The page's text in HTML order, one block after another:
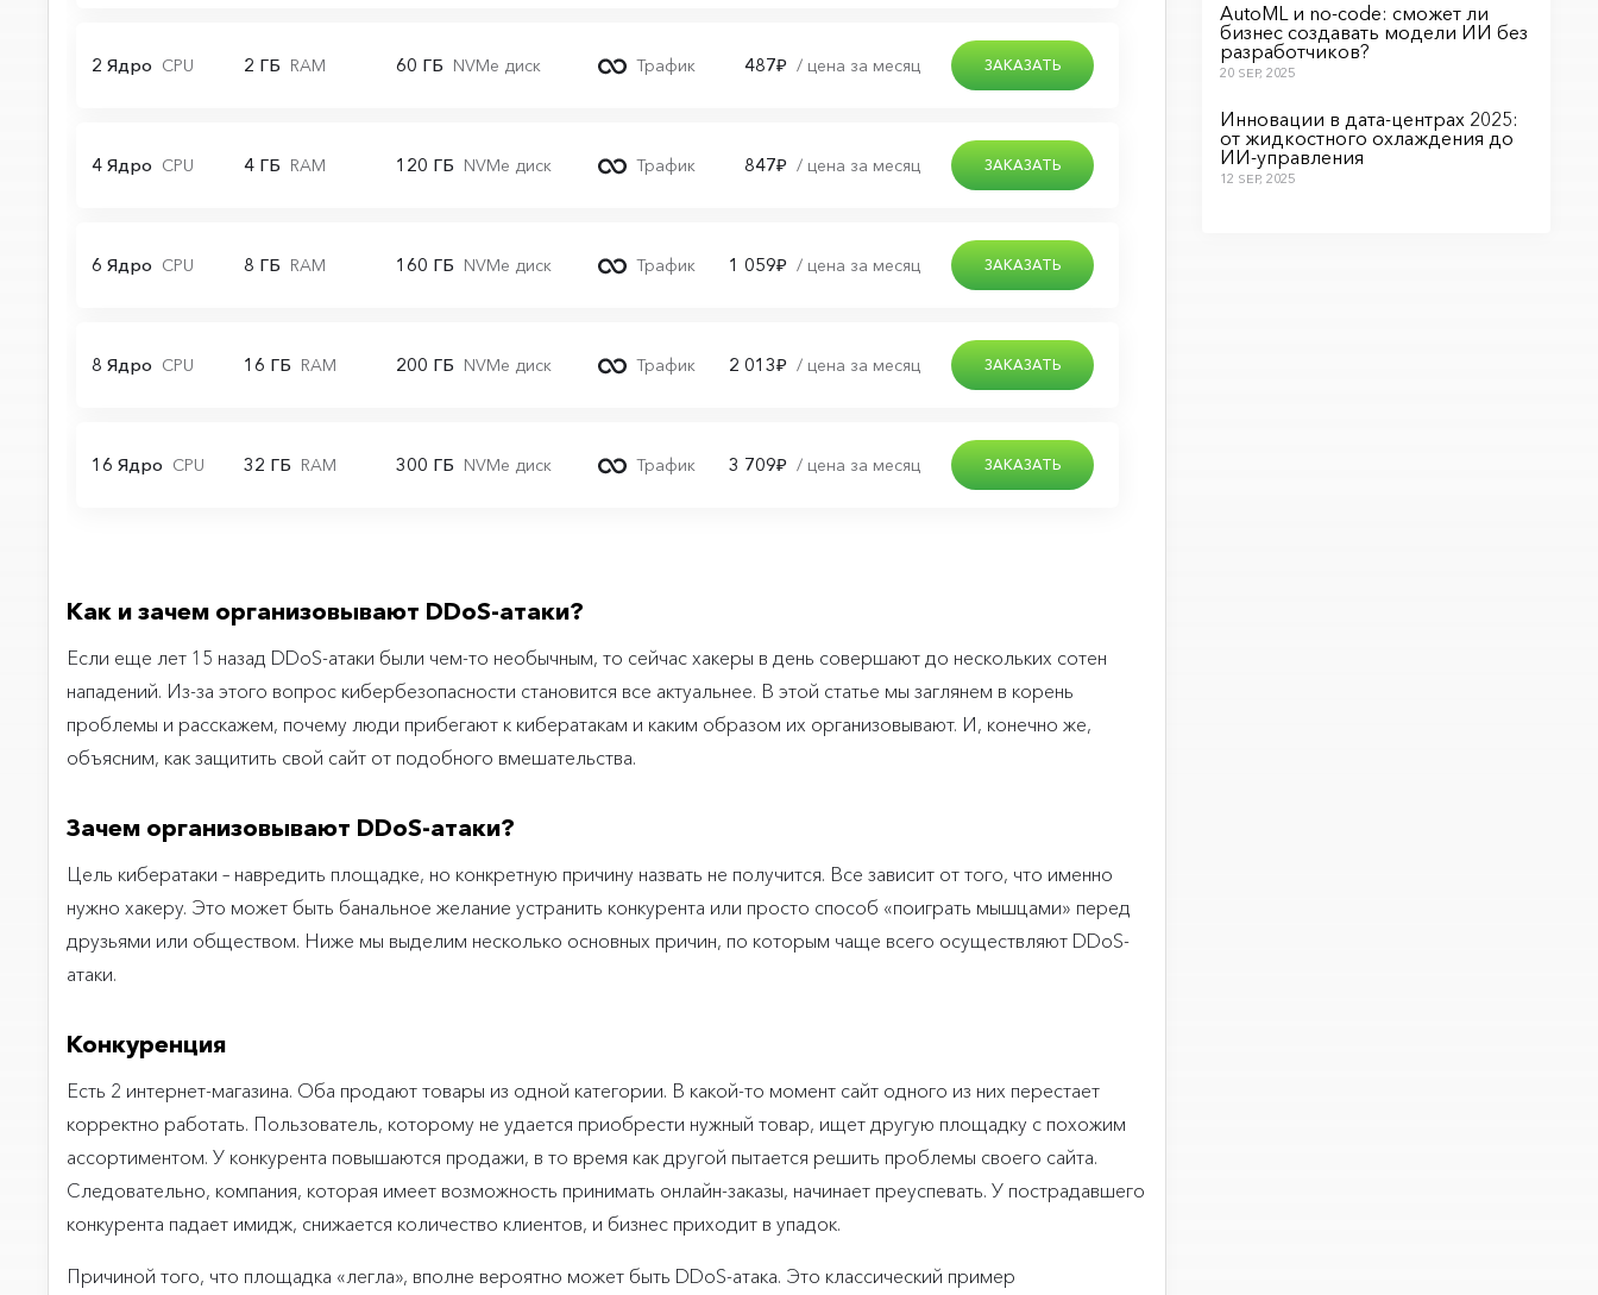
Как и зачем организовывают DDoS-атаки?
Если еще лет 15 назад DDoS-атаки были чем-то необычным, то сейчас хакеры в день совершают до нескольких сотен
нападений. Из-за этого вопрос кибербезопасности становится все актуальнее. В этой статье мы заглянем в корень
проблемы и расскажем, почему люди прибегают к кибератакам и каким образом их организовывают. И, конечно же,
объясним, как защитить свой сайт от подобного вмешательства.
Зачем организовывают DDoS-атаки?
Цель кибератаки – навредить площадке, но конкретную причину назвать не получится. Все зависит от того, что именно
нужно хакеру. Это может быть банальное желание устранить конкурента или просто способ «поиграть мышцами» перед
друзьями или обществом. Ниже мы выделим несколько основных причин, по которым чаще всего осуществляют DDoS-
атаки.
Конкуренция
Есть 2 интернет-магазина. Оба продают товары из одной категории. В какой-то момент сайт одного из них перестает
корректно работать. Пользователь, которому не удается приобрести нужный товар, ищет другую площадку с похожим
ассортиментом. У конкурента повышаются продажи, в то время как другой пытается решить проблемы своего сайта.
Следовательно, компания, которая имеет возможность принимать онлайн-заказы, начинает преуспевать. У пострадавшего
конкурента падает имидж, снижается количество клиентов, и бизнес приходит в упадок.
Причиной того, что площадка «легла», вполне вероятно может быть DDoS-атака. Это классический пример
AutoML и no-code: сможет ли
бизнес создавать модели ИИ без
разработчиков?
20 SEP, 2025
Инновации в дата-центрах 2025:
от жидкостного охлаждения до
ИИ-управления
12 SEP, 2025